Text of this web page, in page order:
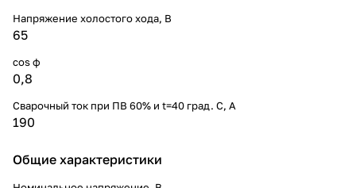
Напряжение холостого хода, В
65
cos ф
0,8
Сварочный ток при ПВ 60% и t=40 град. С, А
190
Общие характеристики